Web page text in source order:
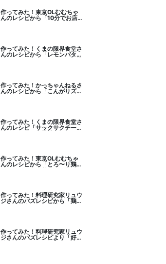
作ってみた！東京OLむむちゃ
んのレシピから「10分でお店
作ってみた！くまの限界食堂さ
んのレシピから「レモンバター
作ってみた！かっちゃんねるさ
んのレシピから「こんがりズッ
作ってみた！くまの限界食堂さ
んのレシピ「サックサクチーズ
作ってみた！東京OLむむちゃ
んのレシピから「とろ〜り鶏む
作ってみた！料理研究家リュウ
ジさんのバズレシピから「鶏の
作ってみた！料理研究家リュウ
ジさんのバズレシピより「好み